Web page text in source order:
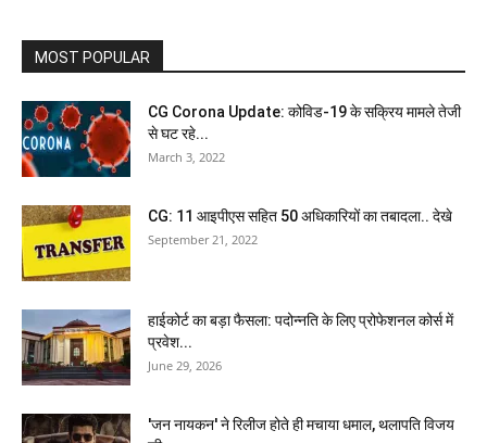
MOST POPULAR
CG Corona Update: कोविड-19 के सक्रिय मामले तेजी
से घट रहे...
March 3, 2022
CG: 11 आइपीएस सहित 50 अधिकारियों का तबादला.. देखे
September 21, 2022
हाईकोर्ट का बड़ा फैसला: पदोन्नति के लिए प्रोफेशनल कोर्स में
प्रवेश...
June 29, 2026
'जन नायकन' ने रिलीज होते ही मचाया धमाल, थलापति विजय